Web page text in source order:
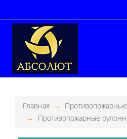
Главная
Противопожарные